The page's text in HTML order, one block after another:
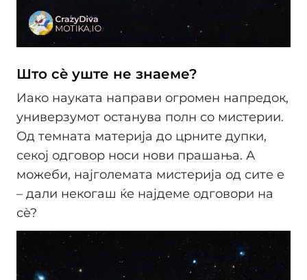
Што сè уште не знаеме?
Иако науката направи огромен напредок,
универзумот останува полн со мистерии.
Од темната материја до црните дупки,
секој одговор носи нови прашања. А
можеби, најголемата мистерија од сите е
– дали некогаш ќе најдеме одговори на
сè?